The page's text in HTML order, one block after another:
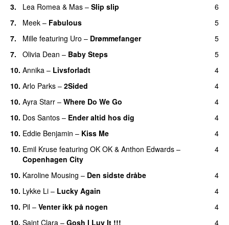
3.
Lea Romea & Mas – Slip slip
6
7.
Meek – Fabulous
5
7.
Mille featuring Uro – Drømmefanger
5
7.
Olivia Dean – Baby Steps
5
10. Annika – Livsforladt
4
10. Arlo Parks – 2Sided
4
10. Ayra Starr – Where Do We Go
4
10. Dos Santos – Ender altid hos dig
4
10. Eddie Benjamin – Kiss Me
4
10. Emil Kruse featuring OK OK & Anthon Edwards –
Copenhagen City
4
10. Karoline Mousing – Den sidste dråbe
4
10. Lykke Li – Lucky Again
4
10. Pil – Venter ikk på nogen
4
10. Saint Clara – Gosh I Luv It !!!
4